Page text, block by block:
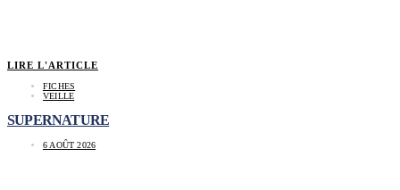
LIRE L'ARTICLE
FICHES
VEILLE
SUPERNATURE
6 AOÛT 2026